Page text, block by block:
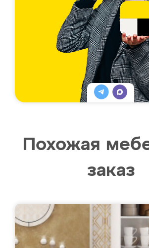
Похожая
заказ